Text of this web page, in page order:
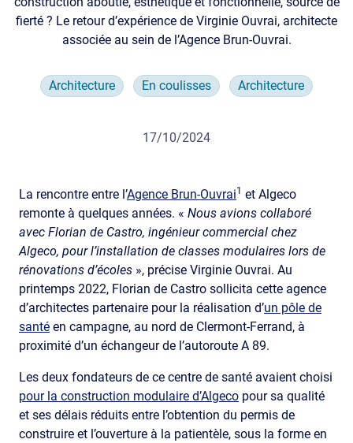
fierté ? Le retour d’expérience de Virginie Ouvrai, architecte
associée au sein de l’Agence Brun-Ouvrai.
Architecture En coulisses Architecture
17/10/2024
La rencontre entre l’Agence Brun-Ouvrai1 et Algeco
remonte à quelques années. « Nous avions collaboré
avec Florian de Castro, ingénieur commercial chez
Algeco, pour l’installation de classes modulaires lors de
rénovations d’écoles », précise Virginie Ouvrai. Au
printemps 2022, Florian de Castro sollicita cette agence
d’architectes partenaire pour la réalisation d’un pôle de
santé en campagne, au nord de Clermont-Ferrand, à
proximité d’un échangeur de l’autoroute A 89.
Les deux fondateurs de ce centre de santé avaient choisi
pour la construction modulaire d’Algeco pour sa qualité
et ses délais réduits entre l’obtention du permis de
construire et l’ouverture à la patientèle, sous la forme en